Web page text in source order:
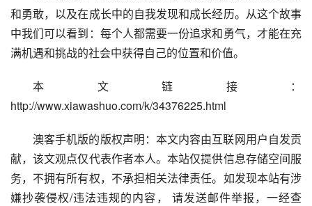
和勇敢，以及在成长中的自我发现和成长经历。从这个故事
中我们可以看到：每个人都需要一份追求和勇气，才能在充
满机遇和挑战的社会中获得自己的位置和价值。
本文链接：
http://www.xiawashuo.com/k/34376225.html
澳客手机版的版权声明：本文内容由互联网用户自发贡
献，该文观点仅代表作者本人。本站仅提供信息存储空间服
务，不拥有所有权，不承担相关法律责任。如发现本站有涉
嫌抄袭侵权/违法违规的内容， 请发送邮件举报，一经查